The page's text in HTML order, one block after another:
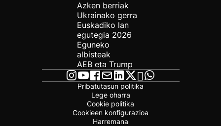
Azken berriak
Ukrainako gerra
Euskadiko lan
egutegia 2026
Eguneko
albisteak
AEB eta Trump
Pribatutasun politika
Lege oharra
Cookie politika
Cookieen konfigurazioa
Harremana